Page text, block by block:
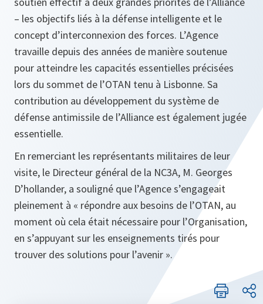
– les objectifs liés à la défense intelligente et le
concept d’interconnexion des forces. L’Agence
travaille depuis des années de manière soutenue
pour atteindre les capacités essentielles précisées
lors du sommet de l’OTAN tenu à Lisbonne. Sa
contribution au développement du système de
défense antimissile de l’Alliance est également jugée
essentielle.
En remerciant les représentants militaires de leur
visite, le Directeur général de la NC3A, M. Georges
D’hollander, a souligné que l’Agence s’engageait
pleinement à « répondre aux besoins de l’OTAN, au
moment où cela était nécessaire pour l’Organisation,
en s’appuyant sur les enseignements tirés pour
trouver des solutions pour l’avenir ».